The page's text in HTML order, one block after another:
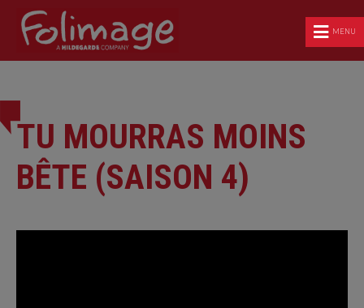
MENU
TU MOURRAS MOINS
BÊTE (SAISON 4)